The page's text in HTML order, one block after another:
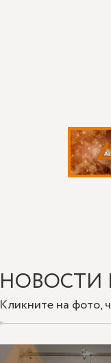
Кликните на фото,